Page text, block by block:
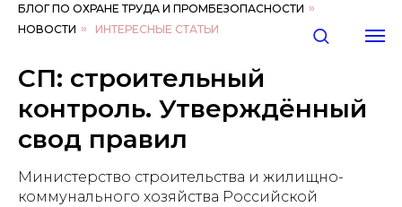
БЛОГ ПО ОХРАНЕ ТРУДА И ПРОМБЕЗОПАСНОСТИ »
НОВОСТИ » ИНТЕРЕСНЫЕ СТАТЬИ
СП: строительный
контроль. Утверждённый
свод правил
Министерство строительства и жилищно-
коммунального хозяйства Российской